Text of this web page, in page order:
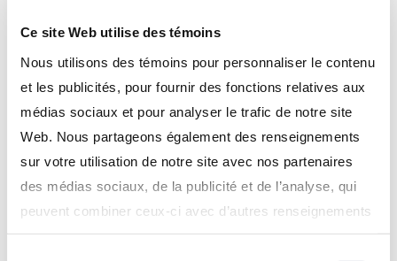
Ce site Web utilise des témoins
Nous utilisons des témoins pour personnaliser le contenu
et les publicités, pour fournir des fonctions relatives aux
médias sociaux et pour analyser le trafic de notre site
Web. Nous partageons également des renseignements
sur votre utilisation de notre site avec nos partenaires
des médias sociaux, de la publicité et de l’analyse, qui
peuvent combiner ceux-ci avec d’autres renseignements
que vous leur avez fournis ou qu’ils ont collectés lors de
matière de succession. Par exemple, les dispositions
de la Wills, Estates and Succession Act de
Colombie-Britannique qui traitent de la
modification du testament sont propres à cette
province. En vertu de ces dispositions, un tribunal a
compétence pour modifier un testament si un
enfant ou le conjoint du défunt a été traité
inéquitablement. La loi s’applique aux biens